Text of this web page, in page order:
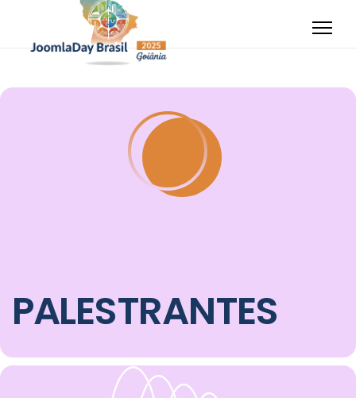
PALESTRANTES